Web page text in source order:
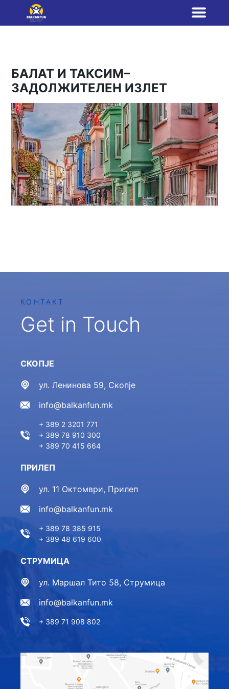
БАЛАТ И ТАКСИМ–
ЗАДОЛЖИТЕЛЕН ИЗЛЕТ
КОНТАКТ
Get in Touch
СКОПЈЕ
ул. Ленинова 59, Скопје
info@balkanfun.mk
+ 389 2 3201 771
+ 389 78 910 300
+ 389 70 415 664
ПРИЛЕП
ул. 11 Октомври, Прилеп
info@balkanfun.mk
+ 389 78 385 915
+ 389 48 619 600
СТРУМИЦА
ул. Маршал Тито 58, Струмица
info@balkanfun.mk
+ 389 71 908 802